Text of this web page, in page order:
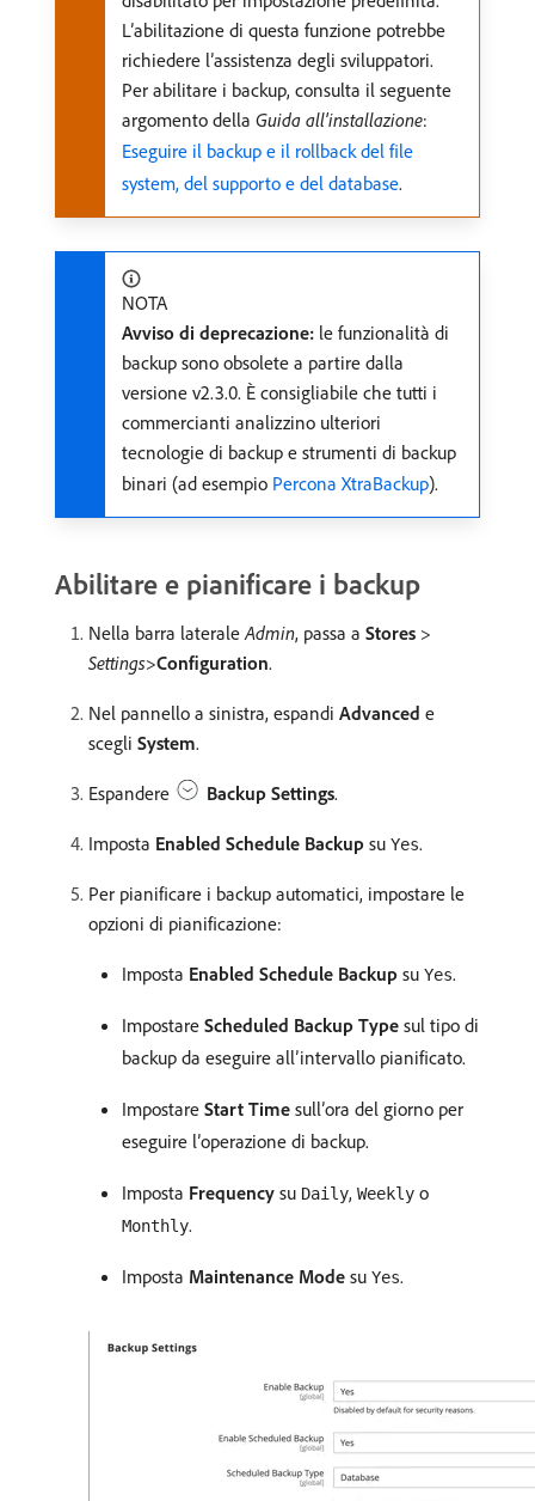
L’abilitazione di questa funzione potrebbe
richiedere l’assistenza degli sviluppatori.
Per abilitare i backup, consulta il seguente
argomento della Guida all'installazione:
Eseguire il backup e il rollback del file
system, del supporto e del database.
NOTA
Avviso di deprecazione: le funzionalità di
backup sono obsolete a partire dalla
versione v2.3.0. È consigliabile che tutti i
commercianti analizzino ulteriori
tecnologie di backup e strumenti di backup
binari (ad esempio Percona XtraBackup).
Abilitare e pianificare i backup
Nella barra lateraleAdmin, passa a Stores >
Settings>Configuration.
Nel pannello a sinistra, espandi Advanced e
scegli System.
Espandere Backup Settings.
Imposta Enabled Schedule Backup su Yes.
Per pianificare i backup automatici, impostare le
opzioni di pianificazione:
Imposta Enabled Schedule Backup su Yes.
Impostare Scheduled Backup Type sul tipo di
backup da eseguire all’intervallo pianificato.
Impostare Start Time sull’ora del giorno per
eseguire l’operazione di backup.
Imposta Frequency su Daily, Weekly o
Monthly.
Imposta Maintenance Mode su Yes.